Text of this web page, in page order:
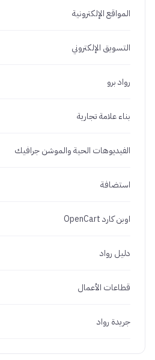
المواقع الإلكترونية
التسويق الإلكتروني
رواد برو
بناء علامة تجارية
الفيديوهات الحية والموشن جرافيك
استضافة
اوبن كارد OpenCart
دليل رواد
قطاعات الأعمال
جريدة رواد